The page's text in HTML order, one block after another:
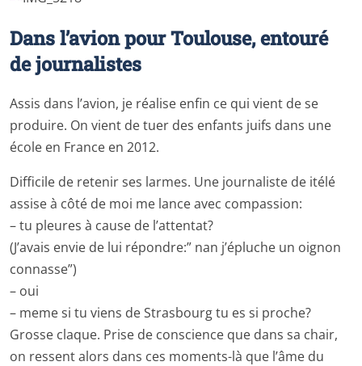
Dans l’avion pour Toulouse, entouré
de journalistes
Assis dans l’avion, je réalise enfin ce qui vient de se
produire. On vient de tuer des enfants juifs dans une
école en France en 2012.
Difficile de retenir ses larmes. Une journaliste de itélé
assise à côté de moi me lance avec compassion:
– tu pleures à cause de l’attentat?
(J’avais envie de lui répondre:” nan j’épluche un oignon
connasse”)
– oui
– meme si tu viens de Strasbourg tu es si proche?
Grosse claque. Prise de conscience que dans sa chair,
on ressent alors dans ces moments-là que l’âme du